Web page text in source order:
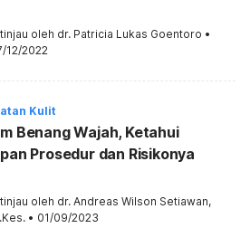
oleh dr. Patricia Lukas Goentoro •
12/2022
Kulit
Benang Wajah, Ketahui
Prosedur dan Risikonya
oleh dr. Andreas Wilson Setiawan,
• 01/09/2023